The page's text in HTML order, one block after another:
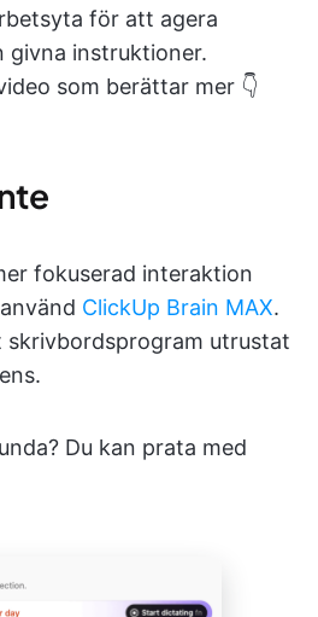
för att agera
givna instruktioner.
som berättar mer 👇
fokuserad interaktion
ClickUp Brain MAX.
skrivbordsprogram utrustat
Du kan prata med